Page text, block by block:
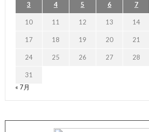
3 4 5 6 7
10 11 12 13 14
17 18 19 20 21
24 25 26 27 28
31
« 7月